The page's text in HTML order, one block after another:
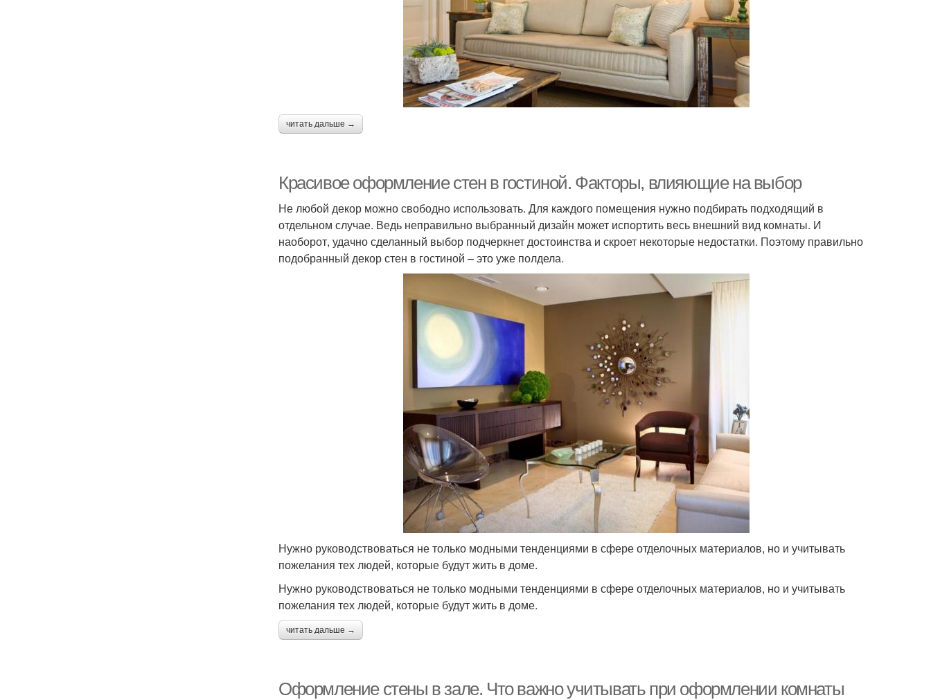
читать дальше →
Красивое оформление стен в гостиной. Факторы, влияющие на выбор
Не любой декор можно свободно использовать. Для каждого помещения нужно подбирать подходящий в
отдельном случае. Ведь неправильно выбранный дизайн может испортить весь внешний вид комнаты. И
наоборот, удачно сделанный выбор подчеркнет достоинства и скроет некоторые недостатки. Поэтому правильно
подобранный декор стен в гостиной – это уже полдела.
Нужно руководствоваться не только модными тенденциями в сфере отделочных материалов, но и учитывать
пожелания тех людей, которые будут жить в доме.
Нужно руководствоваться не только модными тенденциями в сфере отделочных материалов, но и учитывать
пожелания тех людей, которые будут жить в доме.
читать дальше →
Оформление стены в зале. Что важно учитывать при оформлении комнаты